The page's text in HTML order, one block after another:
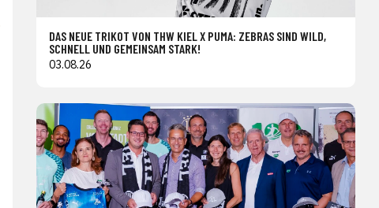
DAS NEUE TRIKOT VON THW KIEL X PUMA: ZEBRAS SIND WILD,
SCHNELL UND GEMEINSAM STARK!
03.08.26